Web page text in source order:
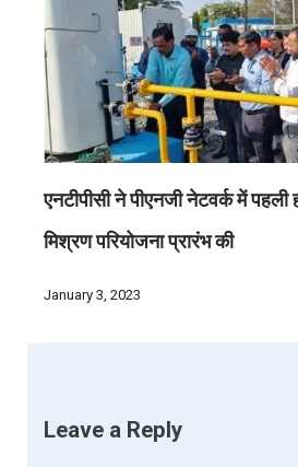
एनटीपीसी ने पीएनजी नेटवर्क में पहली
मिश्रण परियोजना प्रारंभ की
January 3, 2023
Leave a Reply